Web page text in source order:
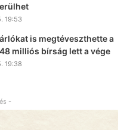
19:53
is megtéveszthette a
milliós bírság lett a vége
19:38
-